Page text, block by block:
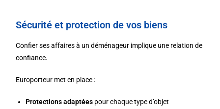
Sécurité et protection de vos biens
Confier ses affaires à un déménageur implique une relation de
confiance.
Europorteur met en place :
Protections adaptées pour chaque type d’objet